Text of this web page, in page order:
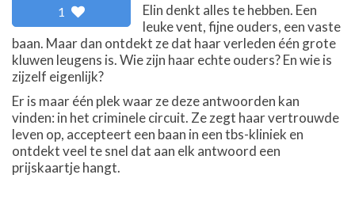
1
Elin denkt alles te hebben. Een
leuke vent, fijne ouders, een vaste
baan. Maar dan ontdekt ze dat haar verleden één grote
kluwen leugens is. Wie zijn haar echte ouders? En wie is
zijzelf eigenlijk?
Er is maar één plek waar ze deze antwoorden kan
vinden: in het criminele circuit. Ze zegt haar vertrouwde
leven op, accepteert een baan in een tbs-kliniek en
ontdekt veel te snel dat aan elk antwoord een
prijskaartje hangt.